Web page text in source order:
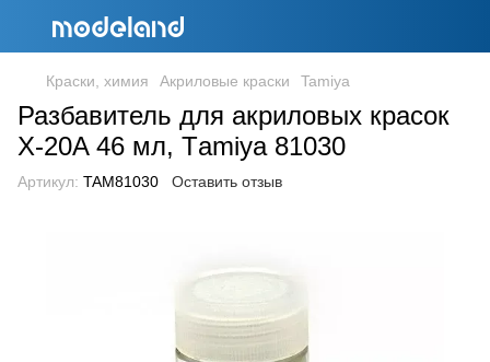
Краски, химия Акриловые краски Tamiya
Разбавитель для акриловых красок
X-20A 46 мл, Тamiya 81030
Артикул: TAM81030 Оставить отзыв